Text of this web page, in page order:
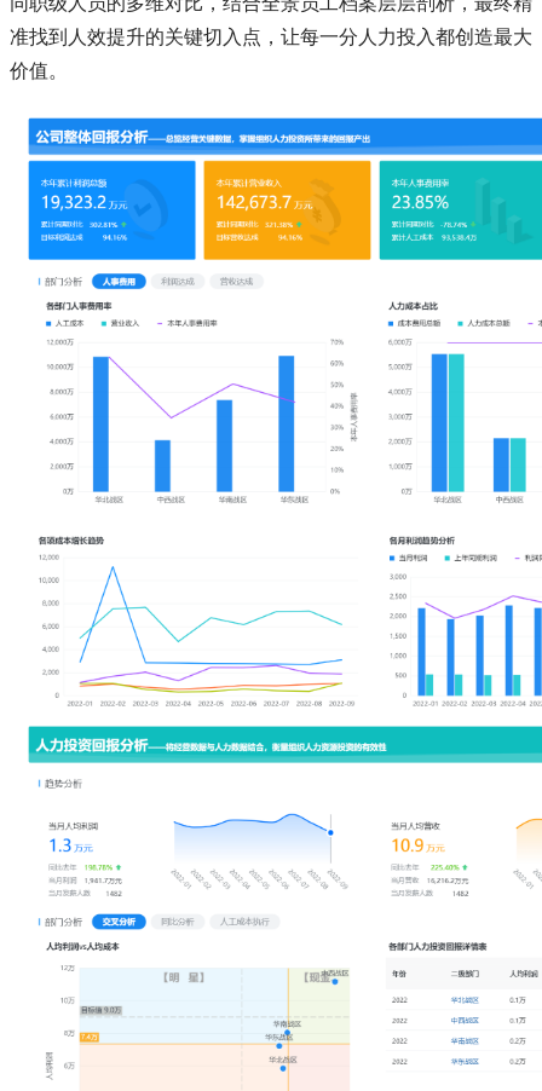
准找到人效提升的关键切入点，让每一分人力投入都创造最大
价值。